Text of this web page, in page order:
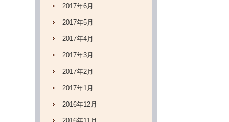
2017年6月
2017年5月
2017年4月
2017年3月
2017年2月
2017年1月
2016年12月